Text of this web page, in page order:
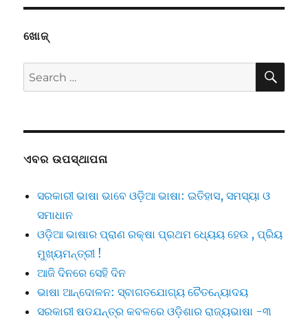
ଖୋଜ୍
Search
for:
ଏବର ଉପସ୍ଥାପନା
ସରକାରୀ ଭାଷା ଭାବେ ଓଡ଼ିଆ ଭାଷା: ଇତିହାସ, ସମସ୍ୟା ଓ
ସମାଧାନ
ଓଡ଼ିଆ ଭାଷାର ପ୍ରାଣ ରକ୍ଷା ପ୍ରଥମ ଧ୍ୟେୟ ହେଉ , ପ୍ରିୟ
ମୁଖ୍ୟମନ୍ତ୍ରୀ !
ଆଜି ଦିନରେ ସେହି ଦିନ
ଭାଷା ଆନ୍ଦୋଳନ: ସ୍ବାଗତଯୋଗ୍ୟ ଚୈତନ୍ୟୋଦୟ
ସରକାରୀ ଷଡଯନ୍ତ୍ର କବଳରେ ଓଡ଼ିଶାର ରାଜ୍ୟଭାଷା -୩